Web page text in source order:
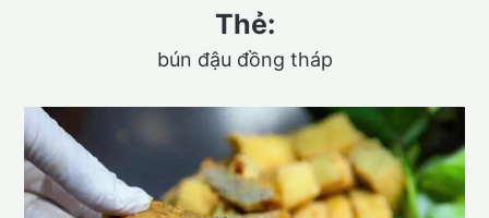
Thẻ:
bún đậu đồng tháp